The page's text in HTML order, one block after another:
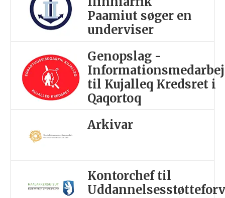
Paamiut søger en
underviser
Genopslag -
til Kujalleq Kredsret i
Qaqortoq
Arkivar
Kontorchef til